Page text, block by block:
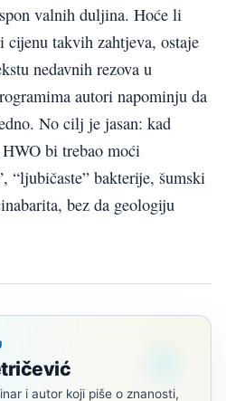
valnih duljina. Hoće li
takvih zahtjeva, ostaje
nedavnih rezova u
autori napominju da
No cilj je jasan: kad
bi trebao moći
“ljubičaste” bakterije, šumski
bez da geologiju
i autor koji piše o znanosti,